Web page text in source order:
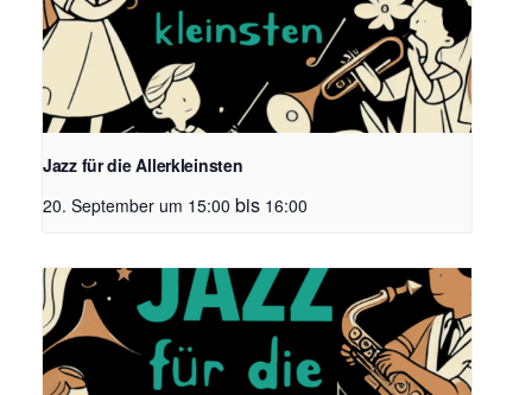
Jazz für die Allerkleinsten
20. September um 15:00 bis 16:00